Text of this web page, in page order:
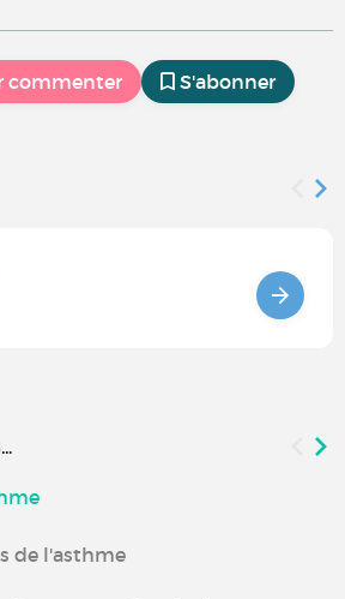
commenter S'abonner
de l'asthme